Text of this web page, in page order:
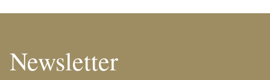
Newsletter